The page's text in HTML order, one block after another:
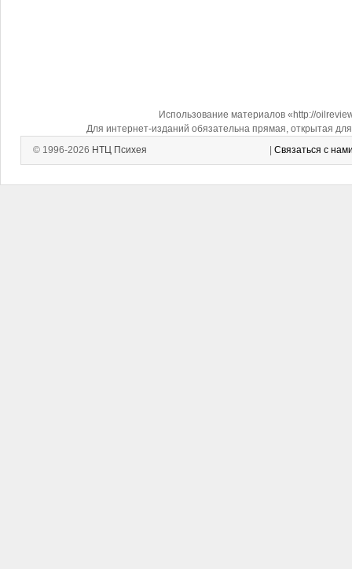
Использование материалов «http://
Для интернет-изданий обязательна прямая, открытая
© 1996-2026 НТЦ Психея Связаться с